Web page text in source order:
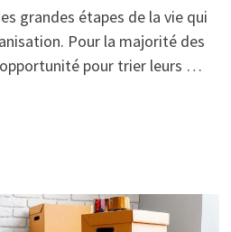
grandes étapes de la vie qui
Pour la majorité des
pour trier leurs …